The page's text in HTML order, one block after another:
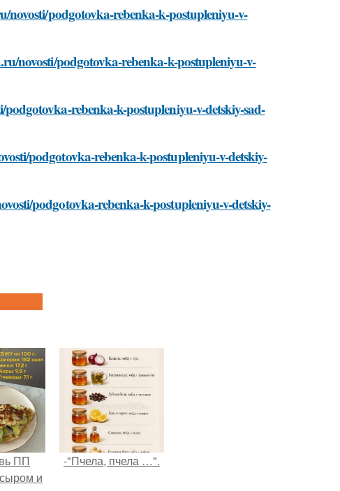
podgotovka-rebenka-k-postupleniyu-v-
novosti/podgotovka-rebenka-k-postupleniyu-v-
rebenka-k-postupleniyu-v-detskiy-sad-
podgotovka-rebenka-k-postupleniyu-v-detskiy-
podgotovka-rebenka-k-postupleniyu-v-detskiy-
ПП
и
-"Пчела, пчела …".